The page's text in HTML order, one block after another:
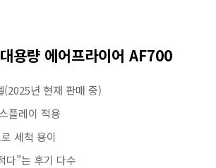
용량 에어프라이어 AF700
(2025년 현재 판매 중)
플레이 적용
세척 용이
다”는 후기 다수